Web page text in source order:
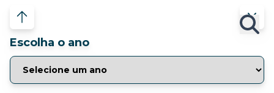
Escolha o ano